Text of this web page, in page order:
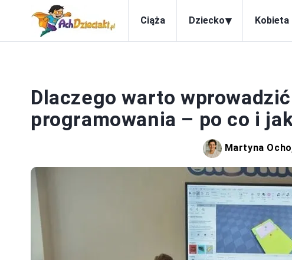
Ciąża Dziecko▾ Kobieta
Dlaczego warto
programowania – po co i
Martyna